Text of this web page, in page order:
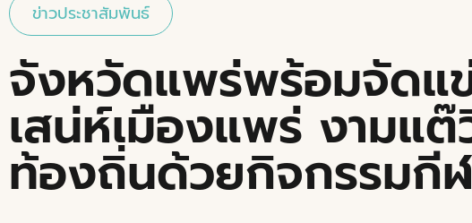
ข่าวประชาสัมพันธ์
จังหวัดแพร่พร้อมจัดแ
เสน่ห์เมืองแพร่ งามแ
ท้องถิ่นด้วยกิจกรรมกีฬ